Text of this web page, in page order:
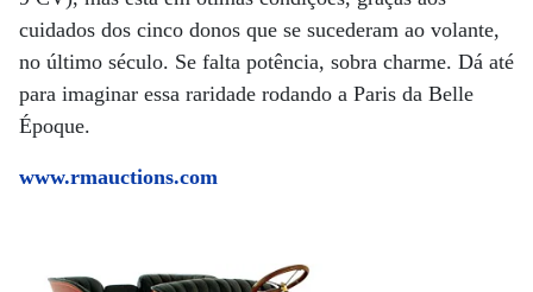
cuidados dos cinco donos que se sucederam ao volante,
no último século. Se falta potência, sobra charme. Dá até
para imaginar essa raridade rodando a Paris da Belle
Époque.
www.rmauctions.com